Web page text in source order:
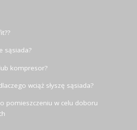
sąsiada?
kompresor?
wciąż słyszę sąsiada?
pomieszczeniu w celu doboru